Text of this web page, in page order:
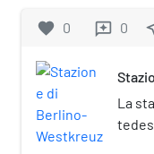
favorite 0 reviews 0
La